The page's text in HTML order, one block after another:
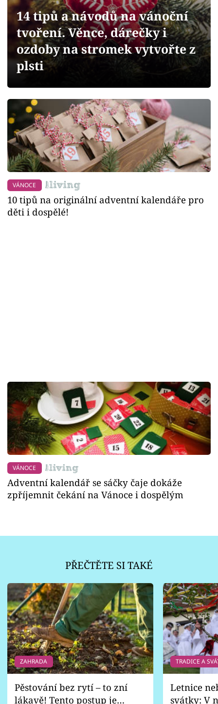
Přihlášení
Sledujte nás
14 tipů a návodů na vánoční
tvoření. Věnce, dárečky i
ozdoby na stromek vytvořte z
plsti
VÁNOCE
10 tipů na originální adventní kalendáře pro
děti i dospělé!
VÁNOCE
Adventní kalendář se sáčky čaje dokáže
zpříjemnit čekání na Vánoce i dospělým
PŘEČTĚTE SI TAKÉ
ZAHRADA
Pěstování bez rytí – to zní
lákavě! Tento postup je
TRADICE A
Letnice
svátky: V